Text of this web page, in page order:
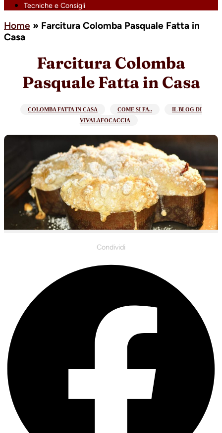
Tecniche e Consigli
Home » Farcitura Colomba Pasquale Fatta in
Casa
Farcitura Colomba
Pasquale Fatta in Casa
COLOMBA FATTA IN CASA COME SI FA..
IL BLOG DI
VIVALAFOCACCIA
Condividi